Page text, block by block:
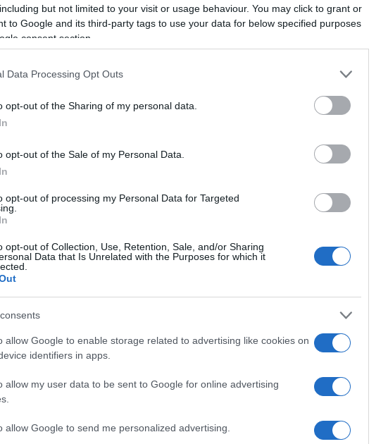
but not limited to your visit or usage behaviour. You may click to grant or
to Google and its third-party tags to use your data for below specified purposes
consent section.
Data Processing Opt Outs
opt-out of the Sharing of my personal data.
opt-out of the Sale of my Personal Data.
opt-out of processing my Personal Data for Targeted
opt-out of Collection, Use, Retention, Sale, and/or Sharing
Data that Is Unrelated with the Purposes for which it
allow Google to enable storage related to advertising like cookies on
identifiers in apps.
allow my user data to be sent to Google for online advertising
allow Google to send me personalized advertising.
di Aksel Lund Svindal
a Narvik, in Norvegia, è diventato uno dei
da piccolo, Aksel ha mostrato una naturale
in un ambiente che incoraggiava l’attività
due anni. La sua passione per la neve e la
un talento straordinario.
all’età di 20 anni, ha fatto il suo debutto in
per farsi notare, e nel 2007 ha conquistato la
di una serie di successi che lo avrebbero
di tutti i tempi.
delusioni
mete principali per Svindal. Ha partecipato a